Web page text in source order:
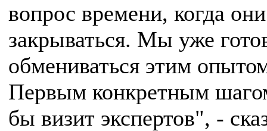
вопрос времени, когда
закрываться. Мы уже
обмениваться этим
Первым конкретным
бы визит экспертов", -